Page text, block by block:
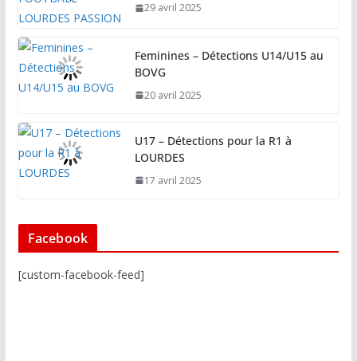
29 avril 2025
Feminines – Détections U14/U15 au
BOVG
20 avril 2025
U17 – Détections pour la R1 à
LOURDES
17 avril 2025
Facebook
[custom-facebook-feed]